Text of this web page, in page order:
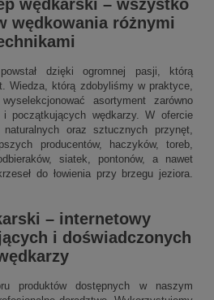
wędkarski – wszystko
wędkowania różnymi
dzięki ogromnej pasji, którą
Wiedza, którą zdobyliśmy w praktyce,
asortyment zarówno
początkujących wędkarzy. W ofercie
oraz sztucznych przynęt,
producentów, haczyków, toreb,
siatek, pontonów, a nawet
do łowienia przy brzegu jeziora.
– internetowy
i doświadczonych
produktów dostępnych w naszym